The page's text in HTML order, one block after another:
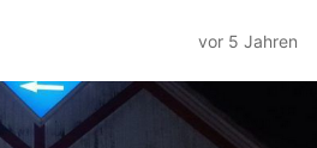
vor 5 Jahren